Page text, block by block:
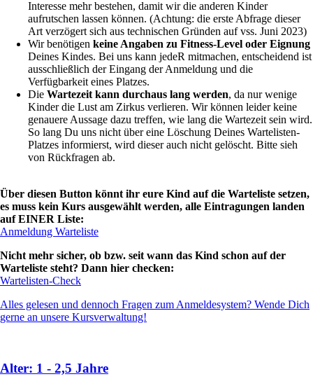
Interesse mehr bestehen, damit wir die anderen Kinder
aufrutschen lassen können. (Achtung: die erste Abfrage dieser
Art verzögert sich aus technischen Gründen auf vss. Juni 2023)
Wir benötigen keine Angaben zu Fitness-Level oder Eignung
Deines Kindes. Bei uns kann jedeR mitmachen, entscheidend ist
ausschließlich der Eingang der Anmeldung und die
Verfügbarkeit eines Platzes.
Die Wartezeit kann durchaus lang werden, da nur wenige
Kinder die Lust am Zirkus verlieren. Wir können leider keine
genauere Aussage dazu treffen, wie lang die Wartezeit sein wird.
So lang Du uns nicht über eine Löschung Deines Wartelisten-
Platzes informierst, wird dieser auch nicht gelöscht. Bitte sieh
von Rückfragen ab.
Über diesen Button könnt ihr eure Kind auf die Warteliste setzen,
es muss kein Kurs ausgewählt werden, alle Eintragungen landen
auf EINER Liste:
Anmeldung Warteliste
Nicht mehr sicher, ob bzw. seit wann das Kind schon auf der
Warteliste steht? Dann hier checken:
Wartelisten-Check
Alles gelesen und dennoch Fragen zum Anmeldesystem? Wende Dich
gerne an unsere Kursverwaltung!
Alter: 1 - 2,5 Jahre